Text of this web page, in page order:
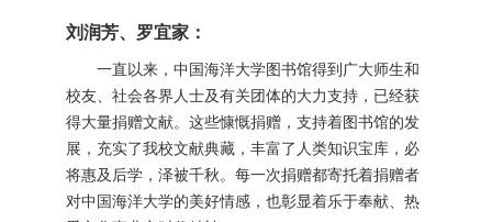
刘润芳、罗宜家：
一直以来，中国海洋大学图书馆得到广大师生和
校友、社会各界人士及有关团体的大力支持，已经获
得大量捐赠文献。这些慷慨捐赠，支持着图书馆的发
展，充实了我校文献典藏，丰富了人类知识宝库，必
将惠及后学，泽被千秋。每一次捐赠都寄托着捐赠者
对中国海洋大学的美好情感，也彰显着乐于奉献、热